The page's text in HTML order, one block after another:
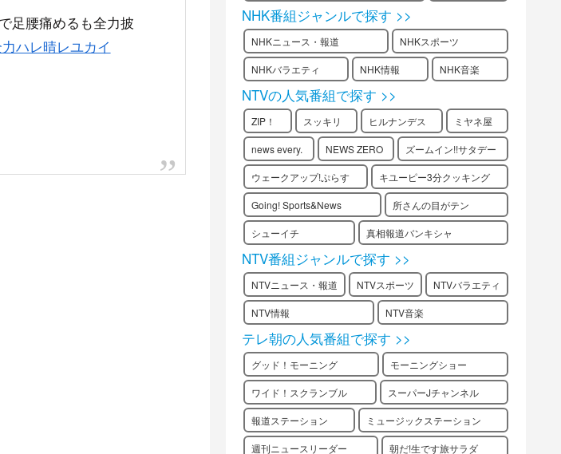
足腰痛めるも全力披
ハレ晴レユカイ
NHK番組ジャンルで探す >>
NHKニュース・報道 NHKスポーツ
NHKバラエティ NHK情報 NHK音楽
NTVの人気番組で探す >>
ZIP！ スッキリ ヒルナンデス ミヤネ屋
news every. NEWS ZERO ズームイン!!サタデー
ウェークアップ!ぷらす キユーピー3分クッキング
Going! Sports&News 所さんの目がテン
シューイチ 真相報道バンキシャ
NTV番組ジャンルで探す >>
NTVニュース・報道 NTVスポーツ NTVバラエティ
NTV情報 NTV音楽
テレ朝の人気番組で探す >>
グッド！モーニング モーニングショー
ワイド！スクランブル スーパーJチャンネル
報道ステーション ミュージックステーション
週刊ニュースリーダー 朝だ!生です旅サラダ